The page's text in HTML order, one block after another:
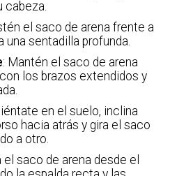
cabeza.
el saco de arena frente a
una sentadilla profunda.
: Mantén el saco de arena
los brazos extendidos y
en el suelo, inclina
hacia atrás y gira el saco
a otro.
el saco de arena desde el